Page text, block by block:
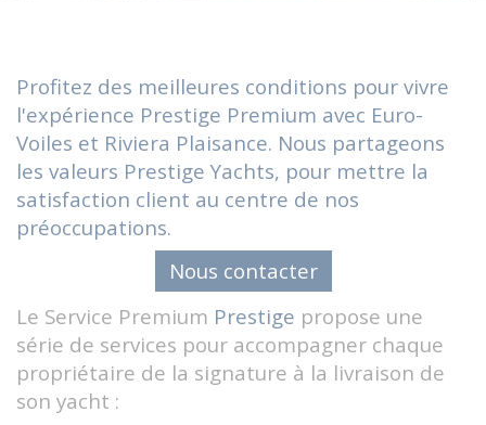
OFFRE SUR MESURE
Accueil
Actualités
Prestige Premium Service, Euro-Voiles/ Riviera Plaisance vous
accompagne pour cette offre sur mesure
Profitez des meilleures conditions pour vivre
l'expérience Prestige Premium avec Euro-
Voiles et Riviera Plaisance. Nous partageons
les valeurs Prestige Yachts, pour mettre la
satisfaction client au centre de nos
préoccupations.
Nous contacter
Le Service Premium Prestige propose une
série de services pour accompagner chaque
propriétaire de la signature à la livraison de
son yacht :